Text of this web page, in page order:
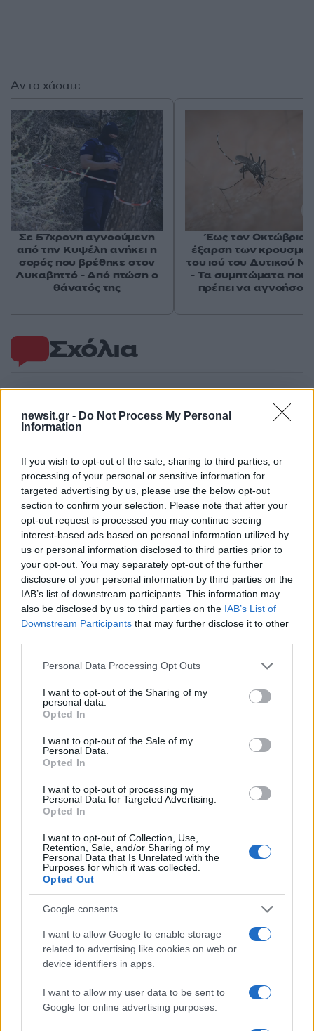
newsit.gr - Do Not Process My Personal
Information
If you wish to opt-out of the sale, sharing to third parties, or
processing of your personal or sensitive information for
targeted advertising by us, please use the below opt-out
section to confirm your selection. Please note that after your
opt-out request is processed you may continue seeing
interest-based ads based on personal information utilized by
us or personal information disclosed to third parties prior to
your opt-out. You may separately opt-out of the further
disclosure of your personal information by third parties on the
IAB’s list of downstream participants. This information may
also be disclosed by us to third parties on the IAB’s List of
Downstream Participants that may further disclose it to other
Please note that this website/app uses one or more Google
not limited to your visit or usage behaviour. You may click to
grant or deny consent to Google and its third-party tags to
use your data for below specified purposes in below Google
consent section.
Personal Data Processing Opt Outs
I want to opt-out of the Sharing of my
personal data.
Opted In
I want to opt-out of the Sale of my
Personal Data.
Opted In
I want to opt-out of processing my
Personal Data for Targeted Advertising.
Opted In
I want to opt-out of Collection, Use,
Retention, Sale, and/or Sharing of my
Personal Data that Is Unrelated with the
Purposes for which it was collected.
Opted Out
Google consents
I want to allow Google to enable storage
related to advertising like cookies on web or
device identifiers in apps.
I want to allow my user data to be sent to
Google for online advertising purposes.
Σχόλια
Σχολίασε εδώ
50 /50
2000 /2000
Υποβολή σχολίου
Όροι Χρήσης. Το site προστατεύεται από reCAPTCHA, ισχύουν
Πολιτική Απορρήτου&Όροι Χρήσηςτης Google.
Ελλάδα
ΑΚΗΣ ΤΣΕΛΕΝΤΗΣ
ΔΥΤΙΚΗ ΑΤΤΙΚΗ
Share:
Ακολουθήστε το Νewsit.gr στο Google News
ενημερωθείτε πρώτοι για όλη την ειδησεογραφία και τα
τελευταία νέα
Αν τα χάσατε
Σε 57χρονη αγνοούμενη
από την Κυψέλη ανήκει η
σορός που βρέθηκε στον
Λυκαβηττό - Από πτώση ο
θάνατός της
Έως τον Οκτώβριο
έξαρση των
του ιού του Δυτικού
- Τα συμπτώματα που
πρέπει να
Πιο δημοφιλή
Σοκαριστική υπόθεση στην Κρήτη:
Τουρίστας ρωτούσε πόσο να πληρώσει για
να ασελγήσει σε 10χρονο κορίτσι - Το παιδί
καθόταν αμέριμνο σε αυλή επιχείρησης
Δεν ήταν μόνο η ταχύτητα που οδήγησε
στο τροχαίο στις Σέρρες με νεκρούς μητέρα
και γιο - «Ίσως κάτι απέσπασε την προσοχή
του οδηγού» λέει πραγματογνώμονας
Μυστράς: Αλλαγή στην υπερασπιστική